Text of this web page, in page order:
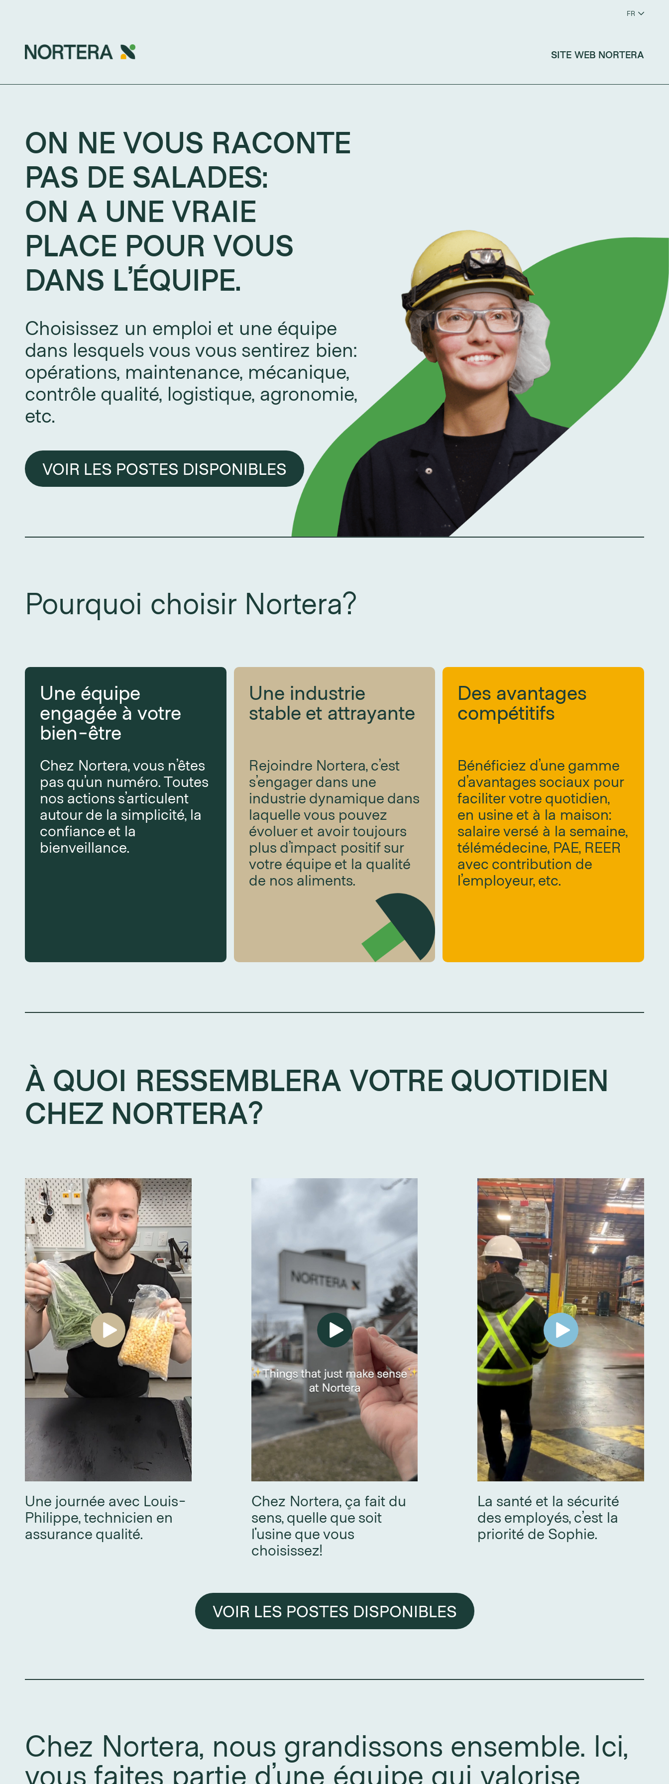
FR
ES
SITE WEB NORTERA
ON NE VOUS RACONTE
PAS DE SALADES:
ON A UNE VRAIE
PLACE POUR VOUS
DANS L’ÉQUIPE.
Choisissez un emploi et une équipe
dans lesquels vous vous sentirez bien:
opérations, maintenance, mécanique,
contrôle qualité, logistique, agronomie,
etc.
VOIR LES POSTES DISPONIBLES
Pourquoi choisir Nortera?
Une équipe
engagée à votre
bien-être
Chez Nortera, vous n’êtes
pas qu’un numéro. Toutes
nos actions s’articulent
autour de la simplicité, la
confiance et la
bienveillance.
Une industrie
stable et attrayante
Rejoindre Nortera, c’est
s’engager dans une
industrie dynamique dans
laquelle vous pouvez
évoluer et avoir toujours
plus d’impact positif sur
votre équipe et la qualité
de nos aliments.
Des avantages
compétitifs
Bénéficiez d’une gamme
d’avantages sociaux pour
faciliter votre quotidien,
en usine et à la maison:
salaire versé à la semaine,
télémédecine, PAE, REER
avec contribution de
l’employeur, etc.
À QUOI RESSEMBLERA VOTRE QUOTIDIEN
CHEZ NORTERA?
Une journée avec Louis-
Philippe, technicien en
assurance qualité.
Chez Nortera, ça fait du
sens, quelle que soit
l'usine que vous
choisissez!
La santé et la sécurité
des employés, c’est la
priorité de Sophie.
VOIR LES POSTES DISPONIBLES
Chez Nortera, nous grandissons ensemble. Ici,
vous faites partie d’une équipe qui valorise